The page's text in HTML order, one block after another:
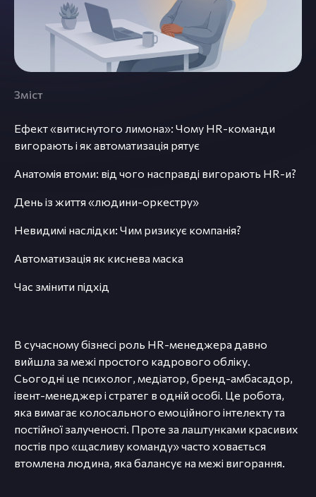
Зміст
Ефект «витиснутого лимона»: Чому HR-команди
вигорають і як автоматизація рятує
Анатомія втоми: від чого насправді вигорають HR-и?
День із життя «людини-оркестру»
Невидимі наслідки: Чим ризикує компанія?
Автоматизація як киснева маска
Час змінити підхід
В сучасному бізнесі роль HR-менеджера давно
вийшла за межі простого кадрового обліку.
Сьогодні це психолог, медіатор, бренд-амбасадор,
івент-менеджер і стратег в одній особі. Це робота,
яка вимагає колосального емоційного інтелекту та
постійної залученості. Проте за лаштунками красивих
постів про «щасливу команду» часто ховається
втомлена людина, яка балансує на межі вигорання.